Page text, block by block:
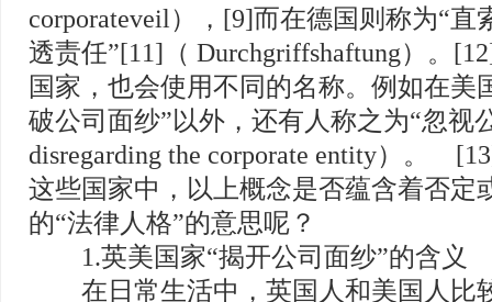
corporateveil），[9]而在德国则称为“直
透责任”[11]（ Durchgriffshaftung）。
国家，也会使用不同的名称。例如在美
破公司面纱”以外，还有人称之为“忽视
disregarding the corporate entity）。
这些国家中，以上概念是否蕴含着否定
的“法律人格”的意思呢？
1.英美国家“揭开公司面纱”的含义
在日常生活中，英国人和美国人比